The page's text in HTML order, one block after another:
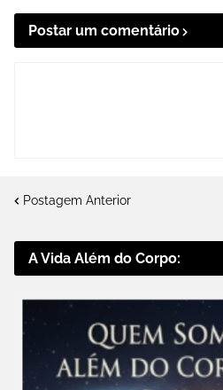
Postar um comentário
Postagem Anterior
A Vida Além do Corpo: